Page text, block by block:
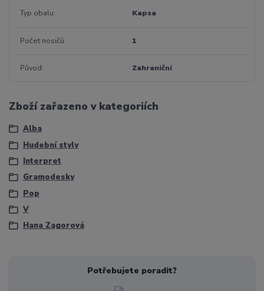
Typ obalu Kapsa
Počet nosičů 1
Původ Zahraniční
Zboží zařazeno v kategoriích
Alba
Hudební styly
Interpret
Gramodesky
Pop
V
Hana Zagorová
Potřebujete poradit?